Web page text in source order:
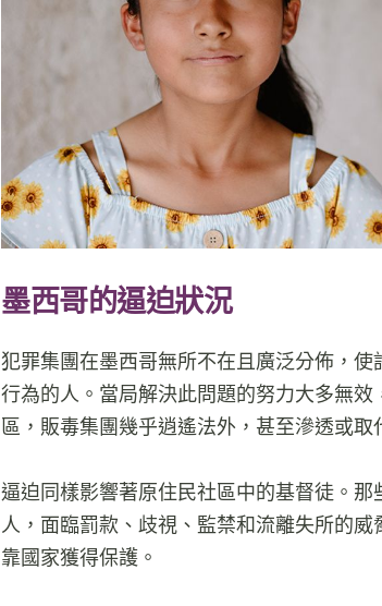
墨西哥的逼迫狀況
犯罪集團在墨西哥無所不在且廣泛分佈，
行為的人。當局解決此問題的努力大多無
區，販毒集團幾乎逍遙法外，甚至滲透或取
逼迫同樣影響著原住民社區中的基督徒。
人，面臨罰款、歧視、監禁和流離失所的
靠國家獲得保護。